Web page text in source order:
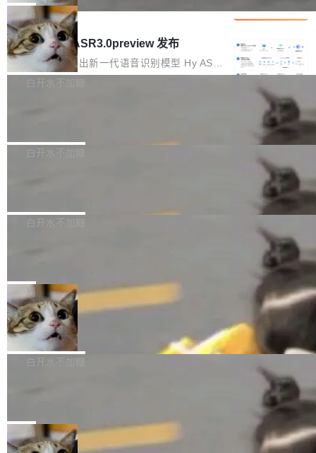
在语法层面完成文本定位，难以触及代码的语义
内涵与结构关联，导致开发者使用代码智能体在
理解大规模代码仓时面临显著"代码仓理解"瓶
颈。 代码仓深度理解服务（以下简称" CodeBas
e深度理解服务"）是华为云码道（CodeA...
调整期间，部门三次通知全员将数据从A集群迁
移到B集群，王某都回复了"收到"。 他没有迁移
数据。2024年9月3日下午4点，他使用此前登录
的账号密码进入A集群，输入了一条被程序员圈
称为"删库跑路"的命令——最高管理员权限、无
自研的多个文生3D和...
1%，成本降 30%
它们有一个共同的问题：太吃显存了。月之暗面
的 Kimi K 系列和智谱的 GLM 都是长上下文、M
oE 架构的大模型，好用到让人上瘾，但 GPU 显
存永远不够用。 Cloudflare 的 Workers AI 团队
一直在跑这些模型的推理。他们在官方博客上发
整性保护。效果是：吞吐量提升 41%，每 token
局
腾讯混元 Hy ASR3.0preview 发布
腾讯混元正式推出新一代语音识别模型 Hy ASR
3.0preview。基于最新一代大语言模型 Hy3 的
让语音识别不再只是听清，而是真正听懂。通过
w 不要求标准普通话，方言识别覆盖粤语、吴语
白开水不加糖
新和少量网页兼容性修复版本。 Changes/fixe
容提供的字体时出现的几个问题 为避免音频加
质的最低采样率）的音频格式将被拒绝 修复了 C
SS 圆角虚线样式中可能存在的问题 如果表单中
的图像元素不在同一个子树中，则它们将不再关
联 加...
白开水不加糖
发布的 Release Notes，他利用 AI 工具（如 Co
最强的若干项。对于尚未正式发版的 PG 19，则
通过拉取过去一年内（从 PG 18 Beta1 时间点
至今）的所有 commit，同样交由 AI 分析提炼。
经过人工复核，准确度令人满意。这一方法也为
社区爱好者提供了高效跟踪新版本的思路。
白开水不加糖
维护工作一直与我的日常工作、家务、社交生活
和休闲娱乐竞争时间。" 这是 libexpat 维护者 S
ebastian Pipping 写在博客里的话。8 月 4 日，
他宣布了一个新消息：从 2026 年 8 月 1 日起，
他可以全职维护 libexpat 了，最长 6 个月。发
库之一。你的操作系统、浏览器、无数的基础设
施软件，很可能都在用它。而过去十年，维护它
局
Firefox 153.0.3 发布
Firefox 153.0.3 现已发布，具体更新内容如
下： New Smart Window 包含多项增强功能：
gi?id=2019042">Bug&nbsp;2019042</a>）</l
i> <li>现在，助手可以直接使用 Exa 的网络搜索
白开水不加糖
的 npm 包。项目的核心论点是：容器不适合 Ag
ent 计算。真正适合的，是 Isolate。 Cloudflare
局